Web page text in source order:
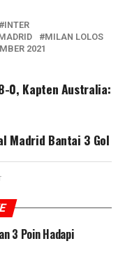
INTER
MILAN LOLOS
2021
0, Kapten Australia:
Madrid Bantai 3 Gol
3 Poin Hadapi